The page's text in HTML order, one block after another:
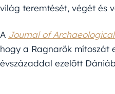
világ teremtését, végét és
A Journal of
hogy a Ragnarök mítoszát
évszázaddal ezelőtt